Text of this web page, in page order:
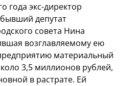
года экс-директор
депутат
совета Нина
возглавляемому ею
материальный
3,5 миллионов рублей,
в растрате. Ей